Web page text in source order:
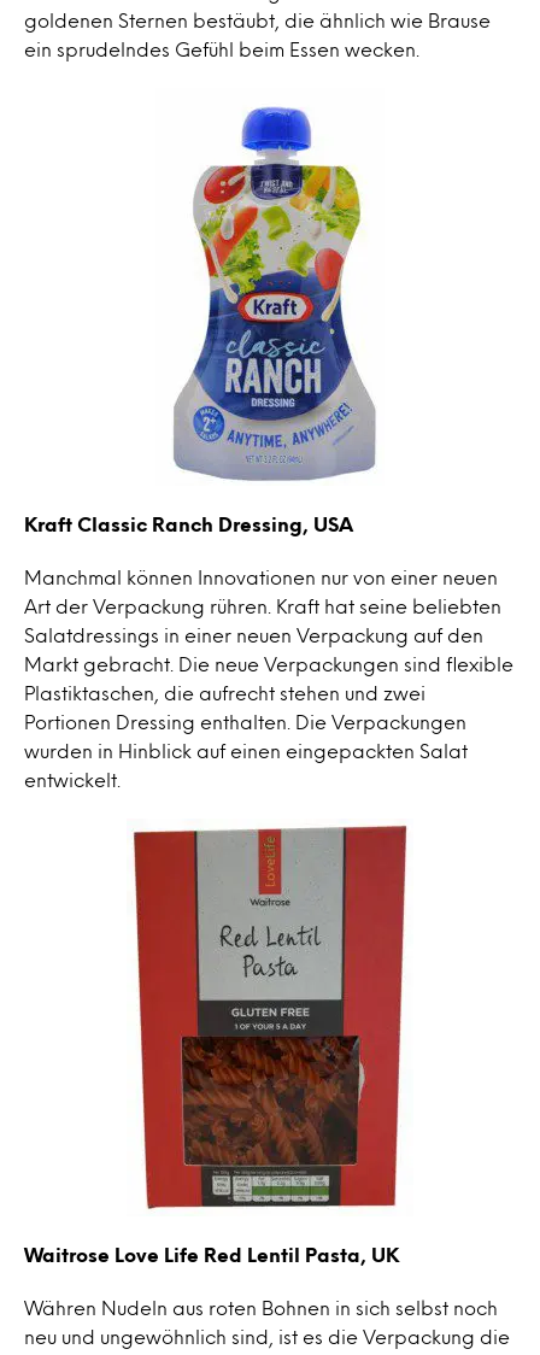
goldenen Sternen bestäubt, die ähnlich wie Brause
ein sprudelndes Gefühl beim Essen wecken.
Kraft Classic Ranch Dressing, USA
Manchmal können Innovationen nur von einer neuen
Art der Verpackung rühren. Kraft hat seine beliebten
Salatdressings in einer neuen Verpackung auf den
Markt gebracht. Die neue Verpackungen sind flexible
Plastiktaschen, die aufrecht stehen und zwei
Portionen Dressing enthalten. Die Verpackungen
wurden in Hinblick auf einen eingepackten Salat
entwickelt.
Waitrose Love Life Red Lentil Pasta, UK
Währen Nudeln aus roten Bohnen in sich selbst noch
neu und ungewöhnlich sind, ist es die Verpackung die